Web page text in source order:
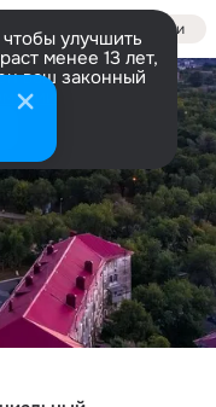
Войти
улучшить
менее 13 лет,
ваш законный